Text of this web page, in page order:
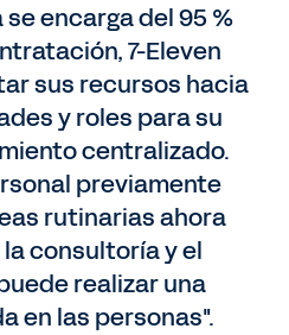
encarga del 95 %
7-Eleven
sus recursos hacia
y roles para su
centralizado.
previamente
rutinarias ahora
consultoría y el
realizar una
en las personas".